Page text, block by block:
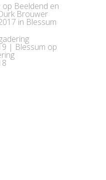
op Beeldend en
Brouwer
in Blessum
| Blessum op